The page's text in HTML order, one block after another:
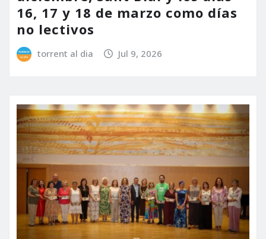
16, 17 y 18 de marzo como días
no lectivos
torrent al dia Jul 9, 2026